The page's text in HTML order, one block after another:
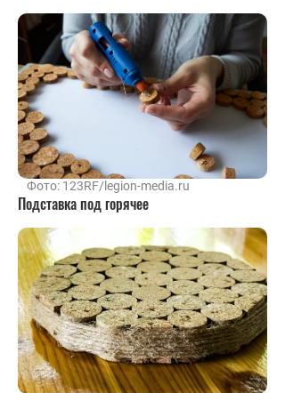
Фото: 123RF/legion-media.ru
Подставка под горячее